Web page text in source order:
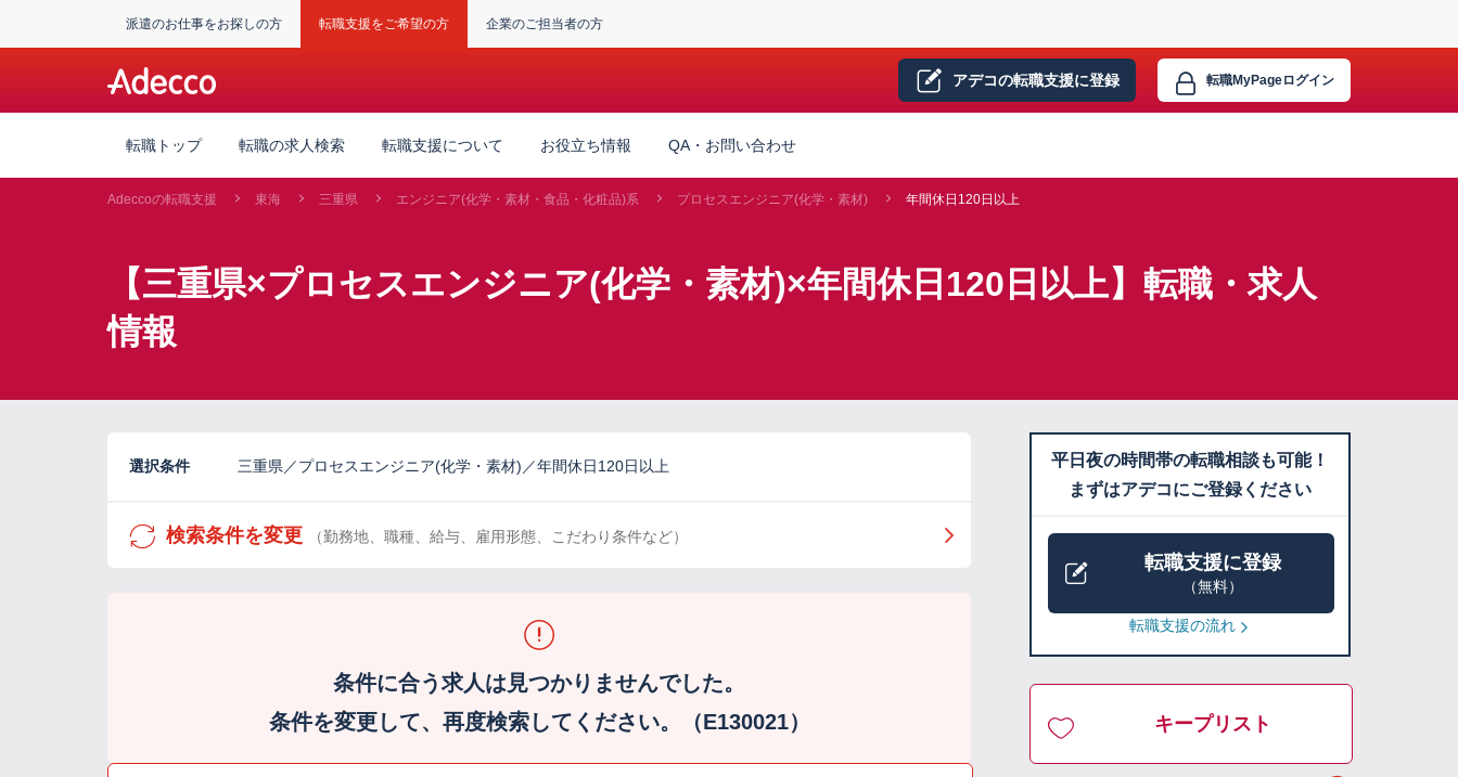
派遣のお仕事をお探しの方 転職支援をご希望の方 企業のご担当者の方
アデコの転職支援に登録 転職MyPageログイン
転職トップ 転職の求人検索 転職支援について お役立ち情報 QA・お問い合わせ
Adeccoの転職支援 東海 三重県 エンジニア(化学・素材・食品・化粧品)系 プロセスエンジニア(化学・素材) 年間休日120日以上
【三重県×プロセスエンジニア(化学・素材)×年間休日120日以上】転職・求人
情報
選択条件 三重県／プロセスエンジニア(化学・素材)／年間休日120日以上
検索条件を変更 （勤務地、職種、給与、雇用形態、こだわり条件など）
条件に合う求人は見つかりませんでした。
条件を変更して、再度検索してください。（E130021）
平日夜の時間帯の転職相談も可能！
まずはアデコにご登録ください
転職支援に登録
（無料）
転職支援の流れ
キープリスト